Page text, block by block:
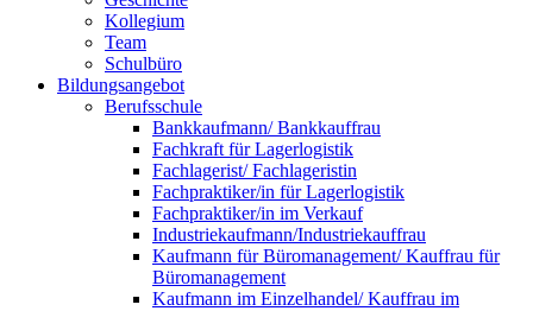
Kollegium
Team
Schulbüro
Bildungsangebot
Berufsschule
Bankkaufmann/ Bankkauffrau
Fachkraft für Lagerlogistik
Fachlagerist/ Fachlageristin
Fachpraktiker/in für Lagerlogistik
Fachpraktiker/in im Verkauf
Industriekaufmann/Industriekauffrau
Kaufmann für Büromanagement/ Kauffrau für
Büromanagement
Kaufmann im Einzelhandel/ Kauffrau im